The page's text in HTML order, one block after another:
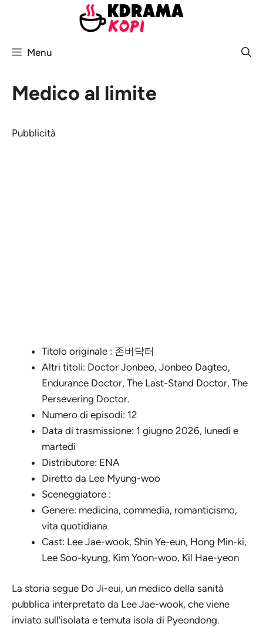
Menu
Medico al limite
Pubblicità
Titolo originale : 존버닥터
Altri titoli: Doctor Jonbeo, Jonbeo Dagteo,
Endurance Doctor, The Last-Stand Doctor, The
Persevering Doctor.
Numero di episodi: 12
Data di trasmissione: 1 giugno 2026, lunedì e
martedì
Distributore: ENA
Diretto da Lee Myung-woo
Sceneggiatore :
Genere: medicina, commedia, romanticismo,
vita quotidiana
Cast: Lee Jae-wook, Shin Ye-eun, Hong Min-ki,
Lee Soo-kyung, Kim Yoon-woo, Kil Hae-yeon
La storia segue Do Ji-eui, un medico della sanità
pubblica interpretato da Lee Jae-wook, che viene
inviato sull'isolata e temuta isola di Pyeondong.